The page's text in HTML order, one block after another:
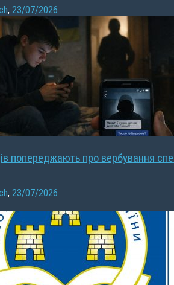
, 23/07/2026
попереджають про вербування
, 23/07/2026